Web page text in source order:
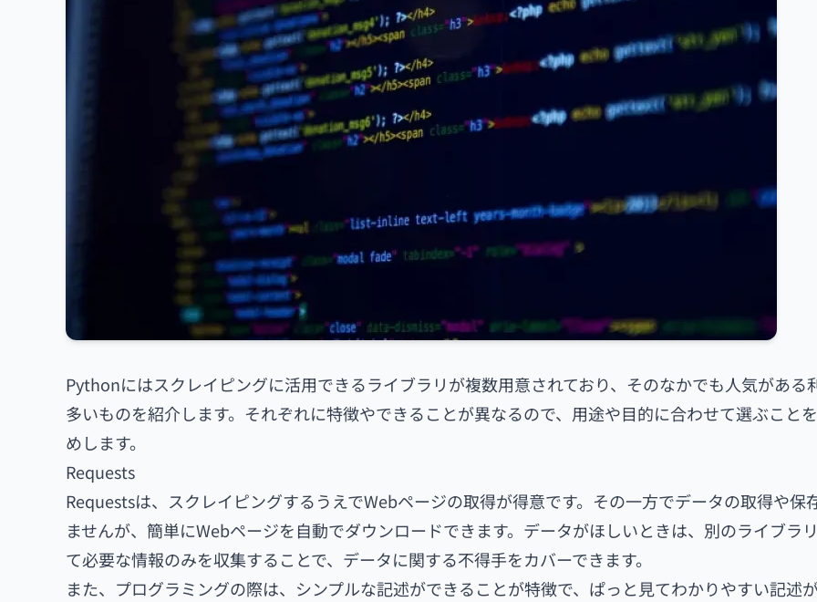
Pythonにはスクレイピングに活用できるライブラリが複数用意されており、そのなかでも人気がある
多いものを紹介します。それぞれに特徴やできることが異なるので、用途や目的に合わせて選ぶこと
めします。
Requests
Requestsは、スクレイピングするうえでWebページの取得が得意です。その一方でデータの取得や保
ませんが、簡単にWebページを自動でダウンロードできます。データがほしいときは、別のライブラ
て必要な情報のみを収集することで、データに関する不得手をカバーできます。
また、プログラミングの際は、シンプルな記述ができることが特徴で、ぱっと見てわかりやすい記述